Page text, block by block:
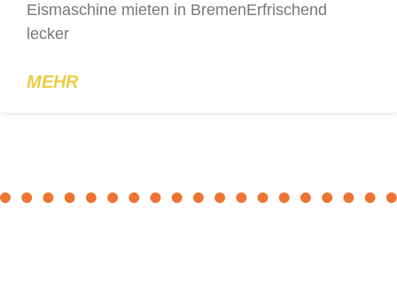
Eismaschine mieten in BremenErfrischend
lecker
MEHR